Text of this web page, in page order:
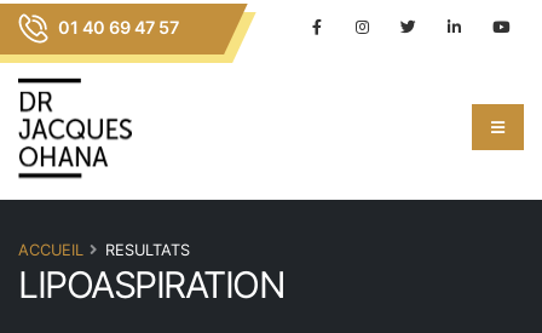
01 40 69 47 57
ACCUEIL RESULTATS
LIPOASPIRATION